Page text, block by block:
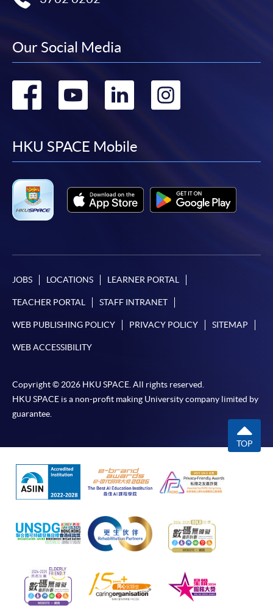
Our Social Media
Go
facebook
Go
youtube
Go
linkedin
Go
HKU SPACE Mobile
JOBS LOCATIONS LEARNER PORTAL
TEACHER PORTAL STAFF INTRANET
WEB PUBLISHING POLICY PRIVACY POLICY SITEMAP
WEB ACCESSIBILITY
Copyright © 2026 HKU SPACE. All rights reserved.
HKU SPACE is a non-profit making University company limited by
guarantee.
TOP